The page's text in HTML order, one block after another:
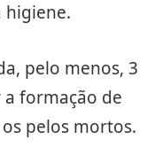
higiene.
pelo menos, 3
formação de
pelos mortos.